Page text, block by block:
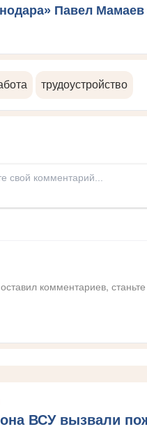
Павел Мамаев
трудоустройство
комментариев,
ВСУ вызвали